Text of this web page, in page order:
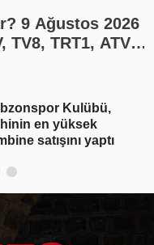
9 Ağustos 2026
TV8, TRT1, ATV
Kulübü,
en yüksek
satışını yaptı